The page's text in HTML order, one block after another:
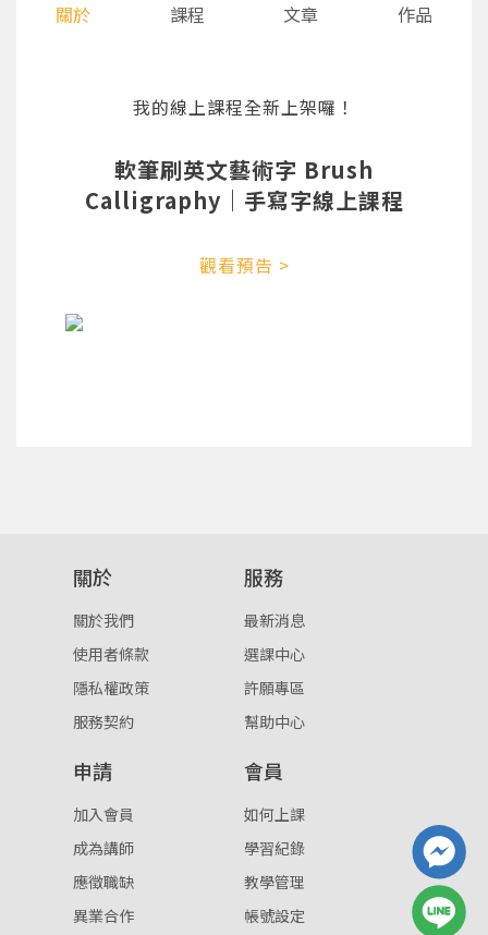
註冊
按下註冊即代表你同意我們的使用者條款
。
關於 課程 文章 作品
我的線上課程全新上架囉！
軟筆刷英文藝術字 Brush
Calligraphy｜手寫字線上課程
觀看預告 >
關於
關於我們
使用者條款
隱私權政策
服務契約
服務
最新消息
選課中心
許願專區
幫助中心
申請
加入會員
成為講師
應徵職缺
異業合作
會員
如何上課
學習紀錄
教學管理
帳號設定